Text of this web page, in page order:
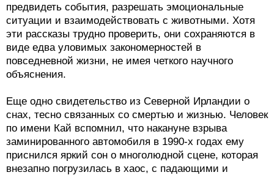
предвидеть события, разрешать эмоциональные
ситуации и взаимодействовать с животными. Хотя
эти рассказы трудно проверить, они сохраняются в
виде едва уловимых закономерностей в
повседневной жизни, не имея четкого научного
объяснения.
Еще одно свидетельство из Северной Ирландии о
снах, тесно связанных со смертью и жизнью. Человек
по имени Кай вспомнил, что накануне взрыва
заминированного автомобиля в 1990-х годах ему
приснился яркий сон о многолюдной сцене, которая
внезапно погрузилась в хаос, с падающими и